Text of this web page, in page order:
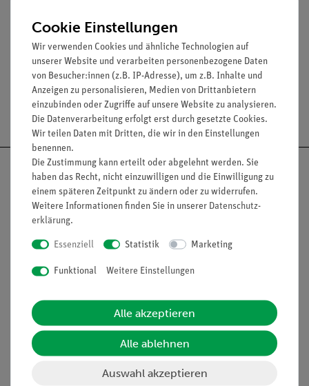
Thermostaten sind im Lieferumfang enthalten
Außendurchmesser der Oliven: 12 mm
Versandkostenfrei ab 300,- €
Nach oben
Informationen
Projekte und Lösungen
Übersicht Service
Beratung & Showroom
Einräumservice
Cookie Einstellungen
Wir verwenden Cookies und ähnliche Technologien auf
unserer Website und verarbeiten personenbezogene Daten
von Besucher:innen (z.B. IP-Adresse), um z.B. Inhalte und
Anzeigen zu personalisieren, Medien von Drittanbietern
einzubinden oder Zugriffe auf unsere Website zu analysieren.
Die Datenverarbeitung erfolgt erst durch gesetzte Cookies.
Wir teilen Daten mit Dritten, die wir in den Einstellungen
benennen.
Die Zustimmung kann erteilt oder abgelehnt werden. Sie
haben das Recht, nicht einzuwilligen und die Einwilligung zu
einem späteren Zeitpunkt zu ändern oder zu widerrufen.
Weitere Informationen finden Sie in unserer Daten­schutz­
erklärung.
Essenziell Statistik Marketing
Funktional Weitere Einstellungen
Alle akzeptieren
Alle ablehnen
Auswahl akzeptieren